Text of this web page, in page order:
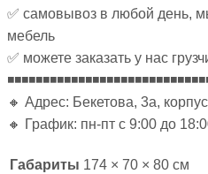
✅ самовывоз в любой день,
мебель
✅ можете заказать у нас
🔸 Адрес: Бекетова, 3а,
🔸 График: пн-пт с 9:00 до
Габариты 174 × 70 × 80 см